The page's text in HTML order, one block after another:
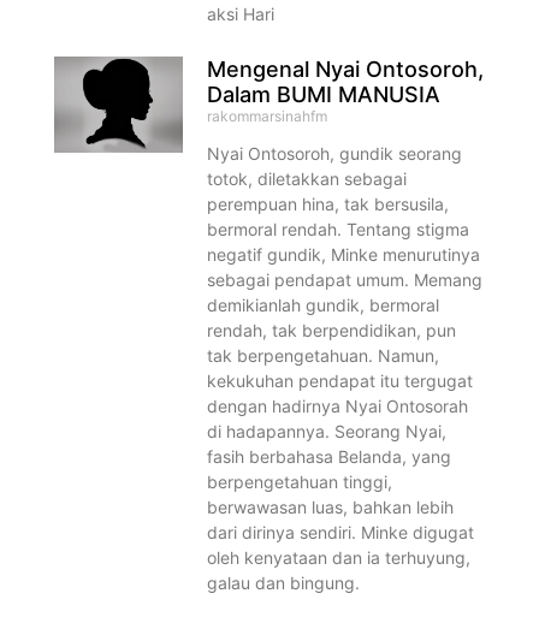
aksi Hari
Mengenal Nyai Ontosoroh,
Dalam BUMI MANUSIA
rakommarsinahfm
Nyai Ontosoroh, gundik seorang
totok, diletakkan sebagai
perempuan hina, tak bersusila,
bermoral rendah. Tentang stigma
negatif gundik, Minke menurutinya
sebagai pendapat umum. Memang
demikianlah gundik, bermoral
rendah, tak berpendidikan, pun
tak berpengetahuan. Namun,
kekukuhan pendapat itu tergugat
dengan hadirnya Nyai Ontosorah
di hadapannya. Seorang Nyai,
fasih berbahasa Belanda, yang
berpengetahuan tinggi,
berwawasan luas, bahkan lebih
dari dirinya sendiri. Minke digugat
oleh kenyataan dan ia terhuyung,
galau dan bingung.